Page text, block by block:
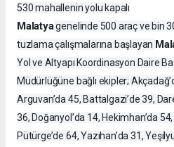
530 mahallenin yolu kapalı
Malatyagenelinde 500 araç ve bin
tuzlama çalışmalarına başlayan
Yol ve Altyapı Koordinasyon Daire
Müdürlüğüne bağlı ekipler;
Arguvan’da 45, Battalgazi’de 39,
36, Doğanyol’da 14, Hekimhan’da
Pütürge’de 64, Yazıhan’da 31,